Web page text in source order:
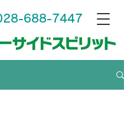
688-7447